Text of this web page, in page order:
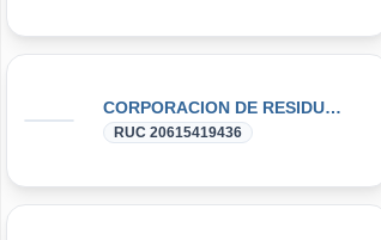
CORPORACION DE RESIDUOS SEGOVIA.PERU SAC
RUC 20615419436